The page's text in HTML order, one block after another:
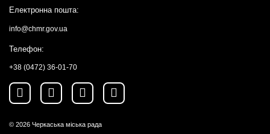
Електронна пошта:
info@chmr.gov.ua
Телефон:
+38 (0472) 36-01-70
© 2026 Черкаська міська рада